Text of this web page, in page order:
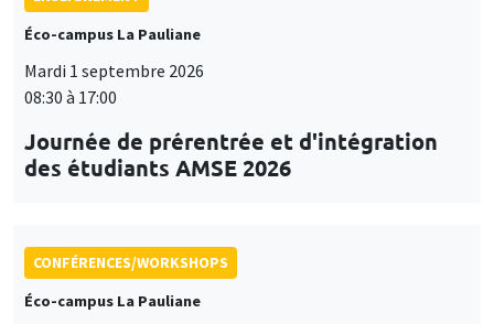
Éco-campus La Pauliane
Mardi 1 septembre 2026
08:30 à 17:00
Journée de prérentrée et d'intégration
des étudiants AMSE 2026
CONFÉRENCES/WORKSHOPS
Éco-campus La Pauliane